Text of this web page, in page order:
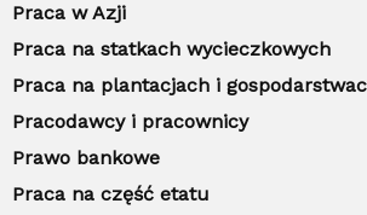
Praca w Azji
Praca na statkach wycieczkowych
Praca na plantacjach i
Pracodawcy i pracownicy
Prawo bankowe
Praca na część etatu